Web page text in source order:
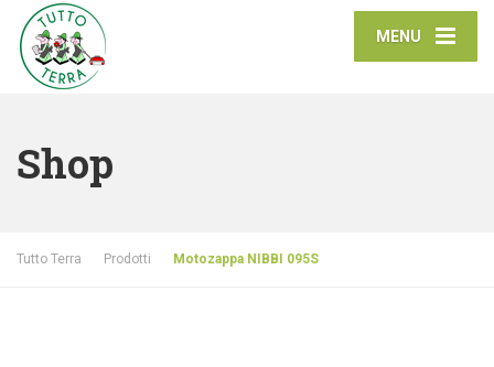
MENU
Shop
Tutto Terra Prodotti Motozappa NIBBI 095S